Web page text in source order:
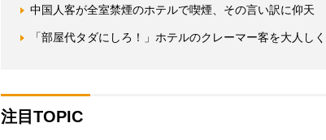
中国人客が全室禁煙のホテルで喫煙、その言い訳に仰天
「部屋代タダにしろ！」ホテルのクレーマー客を大人し
注目TOPIC